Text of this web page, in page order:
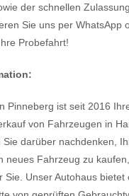
der schnellen
Sie uns per WhatsApp
Probefahrt!
Pinneberg ist seit 2016
von Fahrzeugen in
Sie darüber nachdenken,
neues Fahrzeug zu
Sie. Unser Autohaus bietet